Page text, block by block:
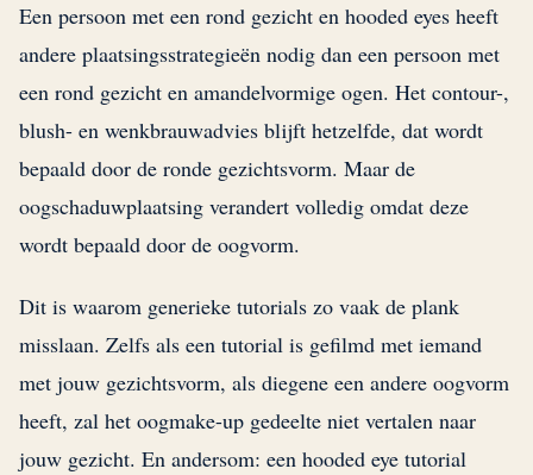
Een persoon met een rond gezicht en hooded eyes heeft
andere plaatsingsstrategieën nodig dan een persoon met
een rond gezicht en amandelvormige ogen. Het contour-,
blush- en wenkbrauwadvies blijft hetzelfde, dat wordt
bepaald door de ronde gezichtsvorm. Maar de
oogschaduwplaatsing verandert volledig omdat deze
wordt bepaald door de oogvorm.
Dit is waarom generieke tutorials zo vaak de plank
misslaan. Zelfs als een tutorial is gefilmd met iemand
met jouw gezichtsvorm, als diegene een andere oogvorm
heeft, zal het oogmake-up gedeelte niet vertalen naar
jouw gezicht. En andersom: een hooded eye tutorial